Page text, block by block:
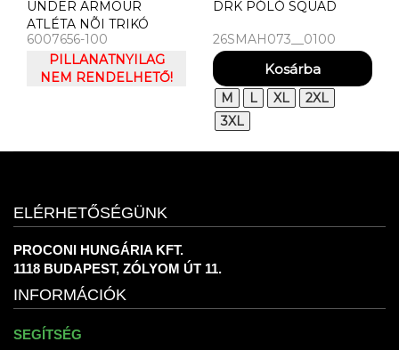
UNDER ARMOUR
ATLÉTA NÕI TRIKÓ
UNDER ARMOUR
MOTION TANK EMEA
6007656-100
PILLANATNYILAG
NEM RENDELHETŐ!
DRK PÓLÓ SQUAD
26SMAH073__0100
M L XL
2XL
3XL
ELÉRHETŐSÉGÜNK
PROCONI HUNGÁRIA KFT.
1118 BUDAPEST, ZÓLYOM ÚT 11.
INFORMÁCIÓK
SEGÍTSÉG